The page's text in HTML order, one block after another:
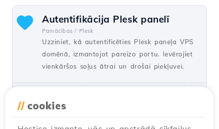
Autentifikācija Plesk panelī
Pamācības / Plesk
Uzziniet, kā autentificēties Plesk paneļa VPS
domēnā, izmantojot pareizo portu. Ievērojiet
vienkāršos soļus ātrai un drošai piekļuvei.
no Cătălin A. Skati 1221
Atjaunots pirms 1 gada
// cookies